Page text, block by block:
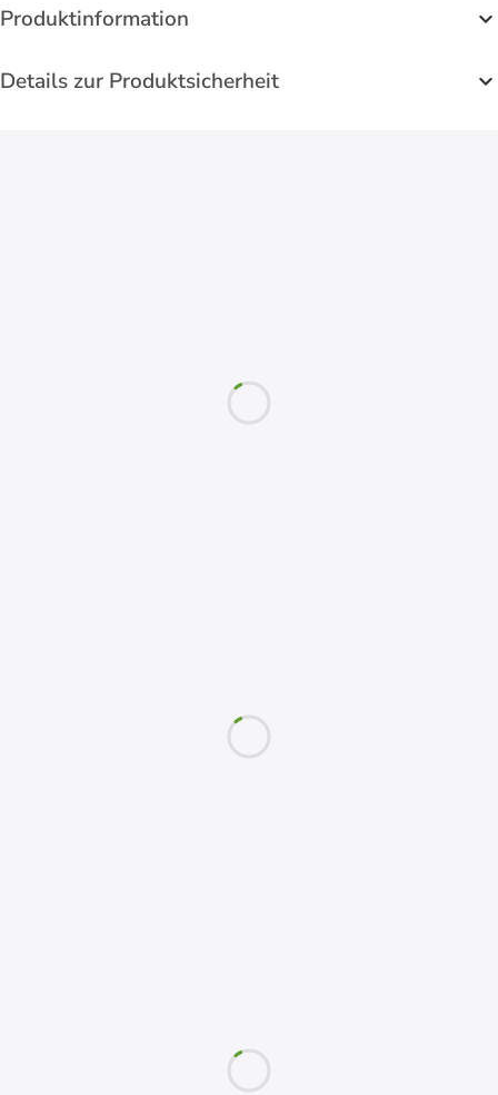
Produktinformation
Details zur Produktsicherheit